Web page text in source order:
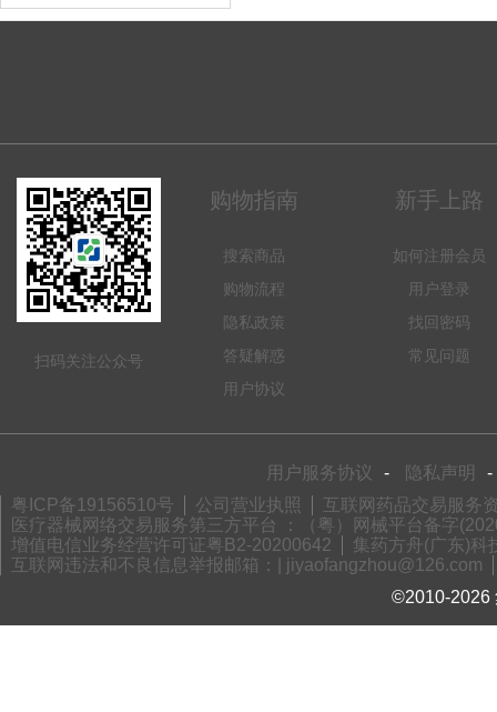
扫码关注公众号
购物指南
搜索商品
购物流程
隐私政策
答疑解惑
用户协议
新手上路
如何注册会员
用户登录
找回密码
常见问题
用户服务协议 - 隐私声明
-
粤ICP备19156510号
公司营业执照
互联网药品交易服务
医疗器械网络交易服务第三方平台 ：（粤）网械平台备字
增值电信业务经营许可证粤B2-20200642
集药方舟(广东)科
互联网违法和不良信息举报邮箱：| jiyaofangzhou@126.com
©2010-2026